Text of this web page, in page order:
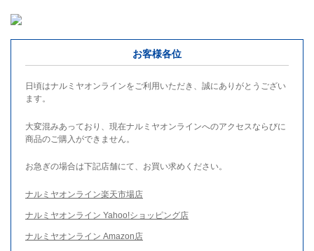
お客様各位
日頃はナルミヤオンラインをご利用いただき、誠にありがとうござい
ます。
大変混みあっており、現在ナルミヤオンラインへのアクセスならびに
商品のご購入ができません。
お急ぎの場合は下記店舗にて、お買い求めください。
ナルミヤオンライン楽天市場店
ナルミヤオンライン Yahoo!ショッピング店
ナルミヤオンライン Amazon店